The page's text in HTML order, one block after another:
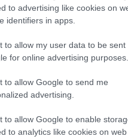
to advertising like cookies on
identifiers in apps.
to allow my user data to be sent
for online advertising purposes.
to allow Google to send me
advertising.
to allow Google to enable
to analytics like cookies on